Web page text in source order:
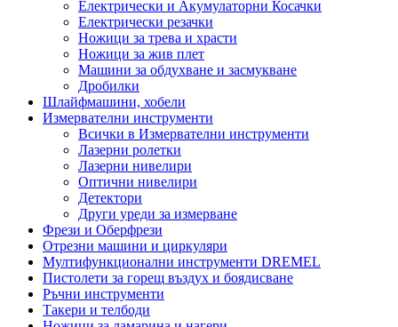
Електрически и Акумулаторни Косачки
Електрически резачки
Ножици за трева и храсти
Ножици за жив плет
Машини за обдухване и засмукване
Дробилки
Шлайфмашини, хобели
Измервателни инструменти
Всички в Измервателни инструменти
Лазерни ролетки
Лазерни нивелири
Оптични нивелири
Детектори
Други уреди за измерване
Фрези и Оберфрези
Отрезни машини и циркуляри
Мултифункционални инструменти DREMEL
Пистолети за горещ въздух и боядисване
Ръчни инструменти
Такери и телбоди